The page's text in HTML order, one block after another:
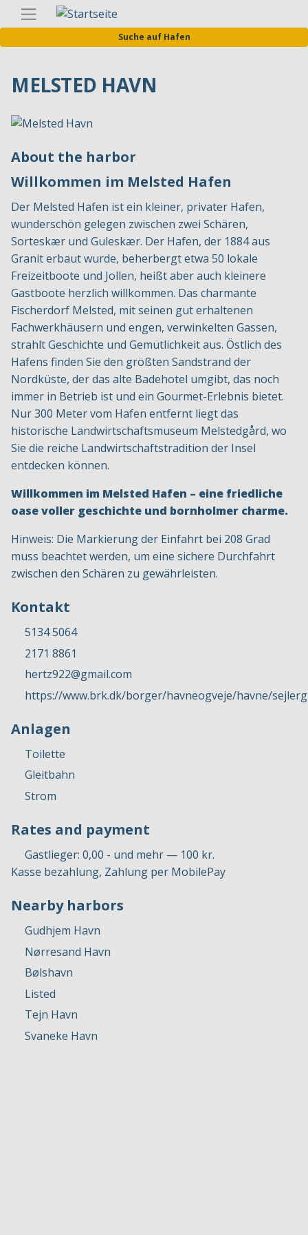
Direkt
zum
Inhalt
Suche auf Hafen
MELSTED HAVN
About the harbor
Willkommen im Melsted Hafen
Der Melsted Hafen ist ein kleiner, privater Hafen,
wunderschön gelegen zwischen zwei Schären,
Sorteskær und Guleskær. Der Hafen, der 1884 aus
Granit erbaut wurde, beherbergt etwa 50 lokale
Freizeitboote und Jollen, heißt aber auch kleinere
Gastboote herzlich willkommen. Das charmante
Fischerdorf Melsted, mit seinen gut erhaltenen
Fachwerkhäusern und engen, verwinkelten Gassen,
strahlt Geschichte und Gemütlichkeit aus. Östlich des
Hafens finden Sie den größten Sandstrand der
Nordküste, der das alte Badehotel umgibt, das noch
immer in Betrieb ist und ein Gourmet-Erlebnis bietet.
Nur 300 Meter vom Hafen entfernt liegt das
historische Landwirtschaftsmuseum Melstedgård, wo
Sie die reiche Landwirtschaftstradition der Insel
entdecken können.
Willkommen im Melsted Hafen – eine friedliche
oase voller geschichte und bornholmer charme.
Hinweis: Die Markierung der Einfahrt bei 208 Grad
muss beachtet werden, um eine sichere Durchfahrt
zwischen den Schären zu gewährleisten.
Kontakt
5134 5064
2171 8861
hertz922@gmail.com
https://www.brk.dk/borger/havneogveje/havne/
Anlagen
Toilette
Gleitbahn
Strom
Rates and payment
Gastlieger: 0,00 - und mehr — 100 kr.
Kasse bezahlung, Zahlung per MobilePay
Nearby harbors
Gudhjem Havn
Nørresand Havn
Bølshavn
Listed
Tejn Havn
Svaneke Havn